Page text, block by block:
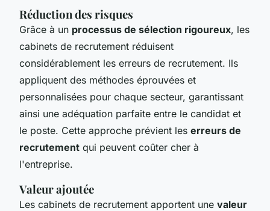
Réduction des risques
Grâce à un processus de sélection rigoureux, les
cabinets de recrutement réduisent
considérablement les erreurs de recrutement. Ils
appliquent des méthodes éprouvées et
personnalisées pour chaque secteur, garantissant
ainsi une adéquation parfaite entre le candidat et
le poste. Cette approche prévient les erreurs de
recrutement qui peuvent coûter cher à
l'entreprise.
Valeur ajoutée
Les cabinets de recrutement apportent une valeur